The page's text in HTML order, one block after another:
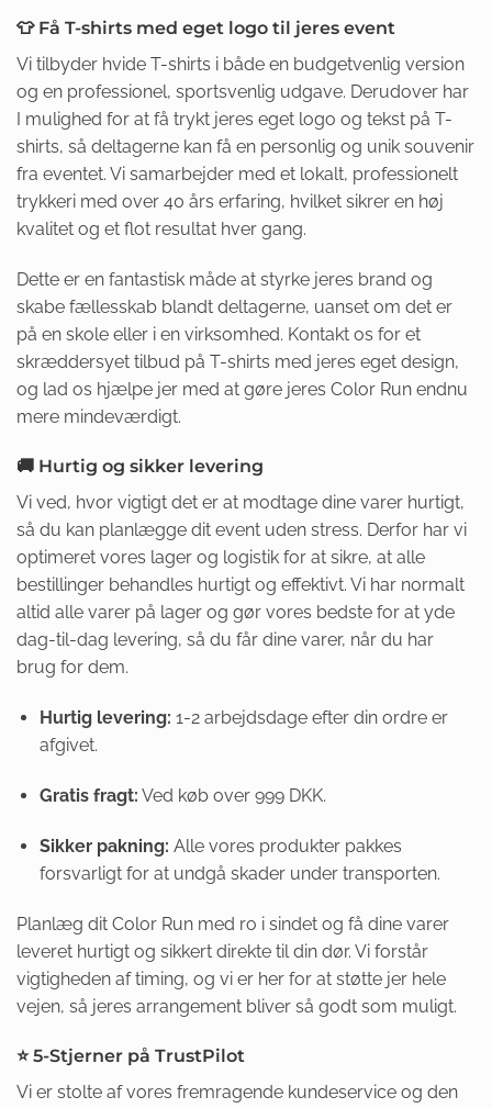
👕 Få T-shirts med eget logo til jeres event
Vi tilbyder hvide T-shirts i både en budgetvenlig version
og en professionel, sportsvenlig udgave. Derudover har
I mulighed for at få trykt jeres eget logo og tekst på T-
shirts, så deltagerne kan få en personlig og unik souvenir
fra eventet. Vi samarbejder med et lokalt, professionelt
trykkeri med over 40 års erfaring, hvilket sikrer en høj
kvalitet og et flot resultat hver gang.
Dette er en fantastisk måde at styrke jeres brand og
skabe fællesskab blandt deltagerne, uanset om det er
på en skole eller i en virksomhed. Kontakt os for et
skræddersyet tilbud på T-shirts med jeres eget design,
og lad os hjælpe jer med at gøre jeres Color Run endnu
mere mindeværdigt.
🚚 Hurtig og sikker levering
Vi ved, hvor vigtigt det er at modtage dine varer hurtigt,
så du kan planlægge dit event uden stress. Derfor har vi
optimeret vores lager og logistik for at sikre, at alle
bestillinger behandles hurtigt og effektivt. Vi har normalt
altid alle varer på lager og gør vores bedste for at yde
dag-til-dag levering, så du får dine varer, når du har
brug for dem.
Hurtig levering: 1-2 arbejdsdage efter din ordre er
afgivet.
Gratis fragt: Ved køb over 999 DKK.
Sikker pakning: Alle vores produkter pakkes
forsvarligt for at undgå skader under transporten.
Planlæg dit Color Run med ro i sindet og få dine varer
leveret hurtigt og sikkert direkte til din dør. Vi forstår
vigtigheden af timing, og vi er her for at støtte jer hele
vejen, så jeres arrangement bliver så godt som muligt.
⭐ 5-Stjerner på TrustPilot
Vi er stolte af vores fremragende kundeservice og den